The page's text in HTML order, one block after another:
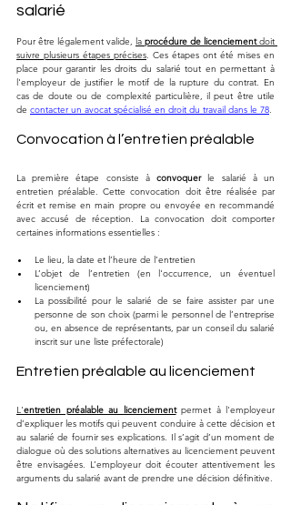
salarié
Pour être légalement valide, la procédure de licenciement doit
suivre plusieurs étapes précises. Ces étapes ont été mises en
place pour garantir les droits du salarié tout en permettant à
l'employeur de justifier le motif de la rupture du contrat. En
cas de doute ou de complexité particulière, il peut être utile
de contacter un avocat spécialisé en droit du travail dans le 78.
Convocation à l’entretien préalable
La première étape consiste à convoquer le salarié à un
entretien préalable. Cette convocation doit être réalisée par
écrit et remise en main propre ou envoyée en recommandé
avec accusé de réception. La convocation doit comporter
certaines informations essentielles :
Le lieu, la date et l’heure de l’entretien
L’objet de l’entretien (en l'occurrence, un éventuel
licenciement)
La possibilité pour le salarié de se faire assister par une
personne de son choix (parmi le personnel de l’entreprise
ou, en absence de représentants, par un conseil du salarié
inscrit sur une liste préfectorale)
Entretien préalable au licenciement
L'entretien préalable au licenciement permet à l'employeur
d’expliquer les motifs qui peuvent conduire à cette décision et
au salarié de fournir ses explications. Il s’agit d’un moment de
dialogue où des solutions alternatives au licenciement peuvent
être envisagées. L’employeur doit écouter attentivement les
arguments du salarié avant de prendre une décision définitive.